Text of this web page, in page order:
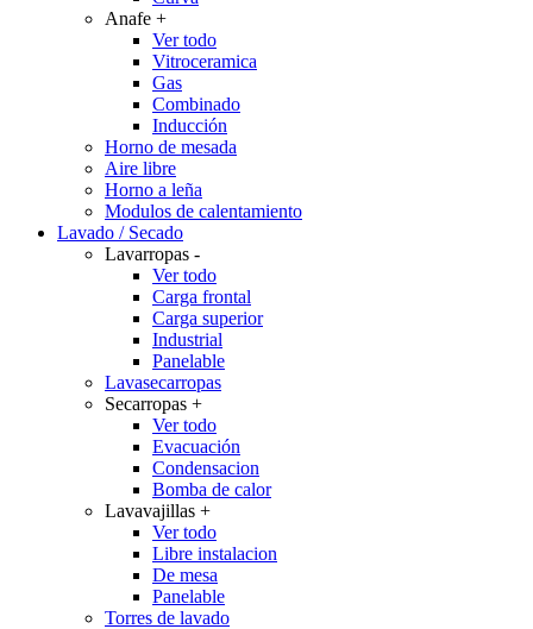
Anafe +
Ver todo
Vitroceramica
Gas
Combinado
Inducción
Horno de mesada
Aire libre
Horno a leña
Modulos de calentamiento
Lavado / Secado
Lavarropas -
Ver todo
Carga frontal
Carga superior
Industrial
Panelable
Lavasecarropas
Secarropas +
Ver todo
Evacuación
Condensacion
Bomba de calor
Lavavajillas +
Ver todo
Libre instalacion
De mesa
Panelable
Torres de lavado